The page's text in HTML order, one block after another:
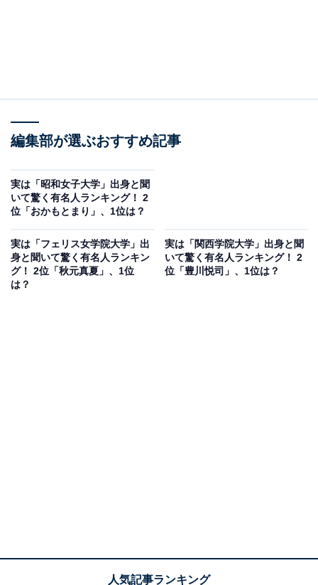
東京都）、「頭の良い感じはするけど女子大のイメージ
がある」（50代女性／秋田県）、「若い頃から歌手だっ
代女性／神奈川県）、「そもそも大学を出ているとは驚
いた。早くから仕事が忙しいので」（50代女性／大阪
編集部が選ぶおすすめ記事
実は「昭和女子大学」出身と聞
いて驚く有名人ランキング！ 2
位「おかもとまり」、1位は？
実は「フェリス女学院大学」出
身と聞いて驚く有名人ランキン
グ！ 2位「秋元真夏」、1位
は？
実は「関西学院大学」出身と聞
いて驚く有名人ランキング！ 2
位「豊川悦司」、1位は？